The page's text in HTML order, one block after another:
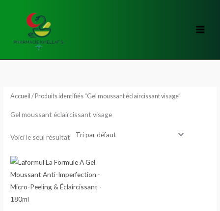
Accueil / Produits identifiés “Gel moussant éclaircissant visage”
Gel moussant éclaircissant visage
Voici le seul résultat